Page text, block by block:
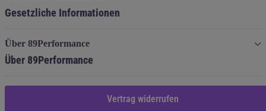
Gesetzliche Informationen
Über 89Performance
Über 89Performance
Vertrag widerrufen